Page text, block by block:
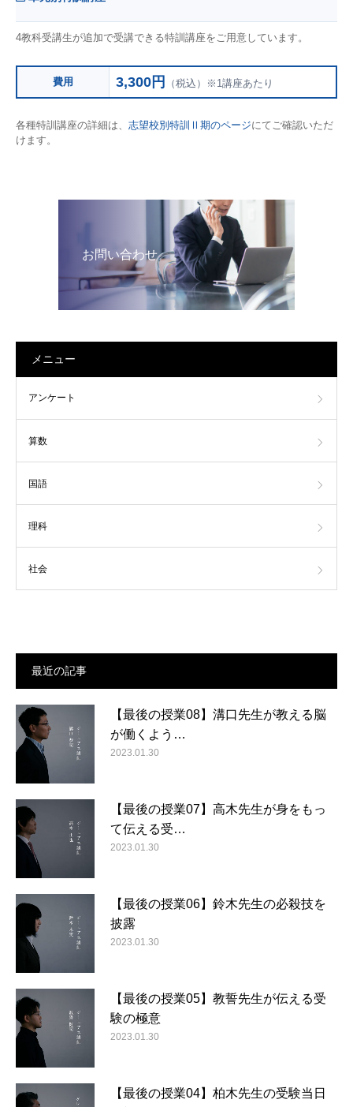
4教科受講生が追加で受講できる特訓講座をご用意しています。
費用 3,300円 （税込）※1講座あたり
各種特訓講座の詳細は、 志望校別特訓Ⅱ期のページにてご確認いただ
けます。
お問い合わせ
メニュー
アンケート
算数
国語
理科
社会
最近の記事
【最後の授業08】溝口先生が教える脳
が働くよう…
2023.01.30
【最後の授業07】高木先生が身をもっ
て伝える受…
2023.01.30
【最後の授業06】鈴木先生の必殺技を
披露
2023.01.30
【最後の授業05】教誓先生が伝える受
験の極意
2023.01.30
【最後の授業04】柏木先生の受験当日